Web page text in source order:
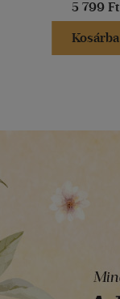
5 799 Ft
Kosárba